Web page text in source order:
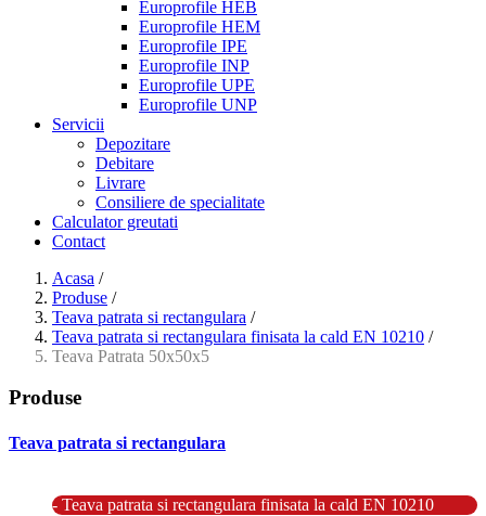
Europrofile HEB
Europrofile HEM
Europrofile IPE
Europrofile INP
Europrofile UPE
Europrofile UNP
Servicii
Depozitare
Debitare
Livrare
Consiliere de specialitate
Calculator greutati
Contact
Acasa /
Produse /
Teava patrata si rectangulara /
Teava patrata si rectangulara finisata la cald EN 10210 /
Teava Patrata 50x50x5
Produse
Teava patrata si rectangulara
- Teava patrata si rectangulara finisata la cald EN 10210